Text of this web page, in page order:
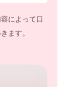
によって口
ます。